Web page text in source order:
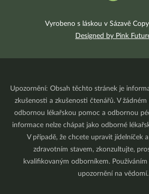
Vyrobeno s láskou v Sázavě
Designed by Pink
Upozornění: Obsah těchto stránek je
zkušenosti a zkušenosti čtenářů. V
odbornou lékařskou pomoc a odbornou
informace nelze chápat jako odborné
V případě, že chcete upravit jídelníček
zdravotním stavem, zkonzultujte,
kvalifikovaným odborníkem.
upozornění na vědomí.